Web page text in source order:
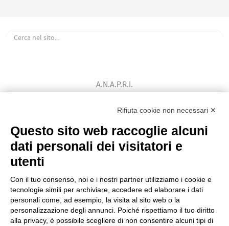
A.N.A.P.R.I.
Bovini di Razza Pezzata Rossa Italiana
Codice Fiscale: 80009310303
Rifiuta cookie non necessari ✕
Questo sito web raccoglie alcuni
dati personali dei visitatori e
utenti
Con il tuo consenso, noi e i nostri partner utilizziamo i cookie e
tecnologie simili per archiviare, accedere ed elaborare i dati
personali come, ad esempio, la visita al sito web o la
personalizzazione degli annunci. Poiché rispettiamo il tuo diritto
alla privacy, è possibile scegliere di non consentire alcuni tipi di